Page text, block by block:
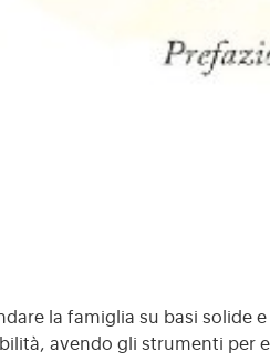
la famiglia su basi solide
avendo gli strumenti per